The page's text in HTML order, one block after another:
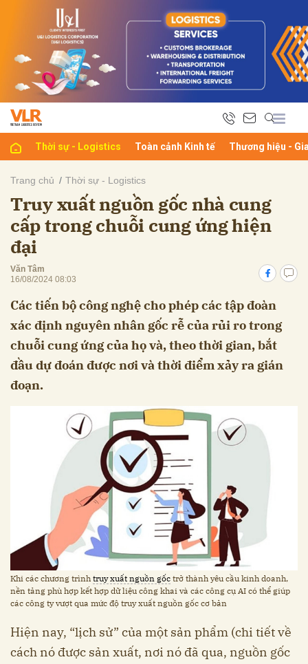
Thời sự - Logistics Toàn cảnh Kinh tế Thương hiệu -
Trang chủ Thời sự - Logistics
Truy xuất nguồn gốc nhà cung
cấp trong chuỗi cung ứng hiện
đại
Văn Tâm
16/08/2024 08:03
Các tiến bộ công nghệ cho phép các tập đoàn
xác định nguyên nhân gốc rễ của rủi ro trong
chuỗi cung ứng của họ và, theo thời gian, bắt
đầu dự đoán được nơi và thời điểm xảy ra gián
đoạn.
Khi các chương trình truy xuất nguồn gốc trở thành yêu cầu kinh doanh,
nền tảng phù hợp kết hợp dữ liệu công khai và các công cụ AI có thể giúp
các công ty vượt qua mức độ truy xuất nguồn gốc cơ bản
Hiện nay, “lịch sử” của một sản phẩm (chi tiết về
cách nó được sản xuất, nơi nó đã qua, nguồn gốc
luận
Hủy